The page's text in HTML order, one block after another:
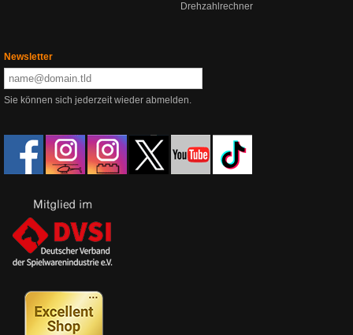
Drehzahlrechner
Newsletter
Sie können sich jederzeit wieder abmelden.